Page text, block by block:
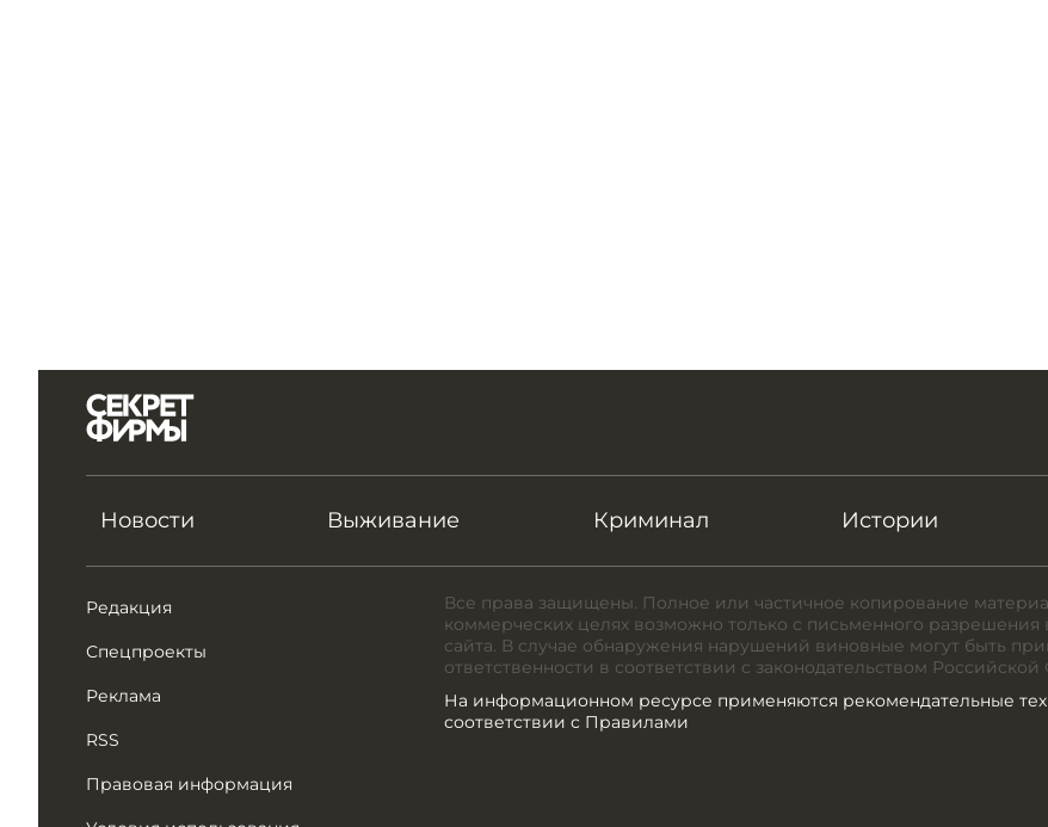
Новости Выживание Криминал Истории
Редакция
Спецпроекты
Реклама
RSS
Правовая информация
Все права защищены. Полное или частичное копирование
коммерческих целях возможно только с письменного разрешения
сайта. В случае обнаружения нарушений виновные могут быть
ответственности в соответствии с законодательством
На информационном ресурсе применяются рекомендательные
соответствии с Правилами